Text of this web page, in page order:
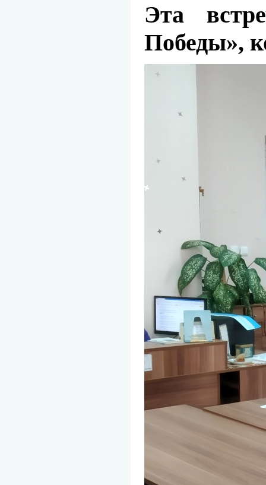
Эта
Победы»,